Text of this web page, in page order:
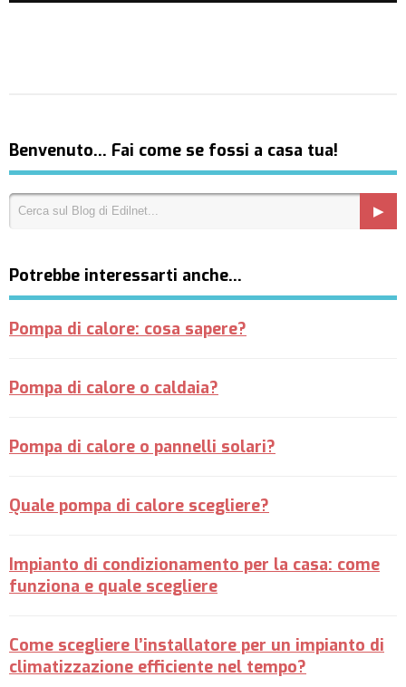
Benvenuto… Fai come se fossi a casa tua!
Potrebbe interessarti anche…
Pompa di calore: cosa sapere?
Pompa di calore o caldaia?
Pompa di calore o pannelli solari?
Quale pompa di calore scegliere?
Impianto di condizionamento per la casa: come
funziona e quale scegliere
Come scegliere l’installatore per un impianto di
climatizzazione efficiente nel tempo?